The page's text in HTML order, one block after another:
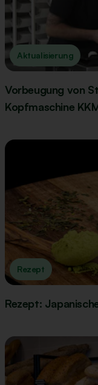
Aktualisierung
Vorbeugung von
Kopfmaschine
Rezept
Rezept: